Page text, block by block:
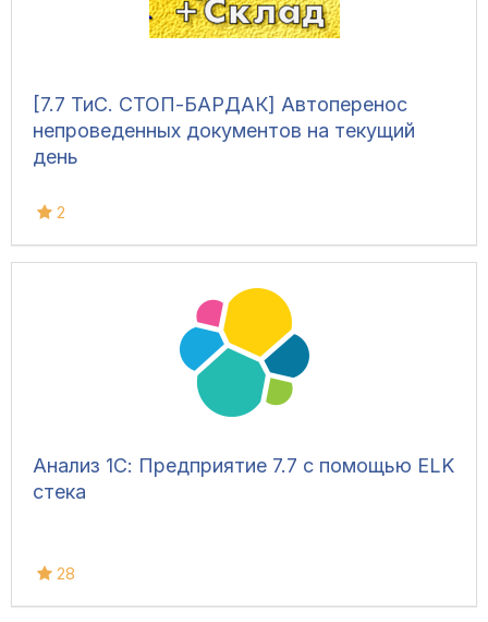
[7.7 ТиС. СТОП-БАРДАК] Автоперенос
непроведенных документов на текущий
день
2
Анализ 1С: Предприятие 7.7 с помощью ELK
стека
28